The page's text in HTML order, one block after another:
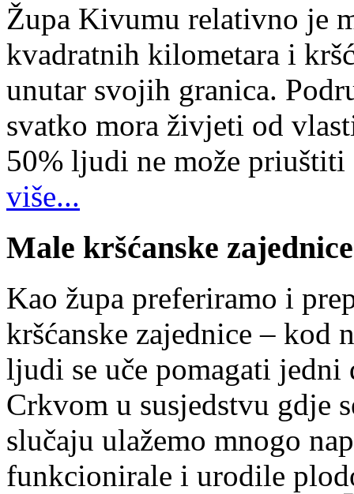
Župa Kivumu relativno je
kvadratnih kilometara i
unutar svojih granica.
svatko mora živjeti od
50% ljudi ne može
više...
Male kršćanske zajednice
Kao župa preferiramo i
kršćanske zajednice – kod
ljudi se uče pomagati
Crkvom u susjedstvu gdje
slučaju ulažemo mnogo
funkcionirale i urodile